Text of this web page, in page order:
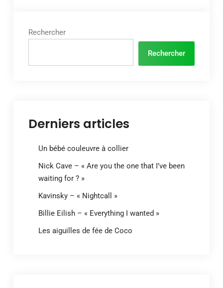
Rechercher
Rechercher
Derniers articles
Un bébé couleuvre à collier
Nick Cave – « Are you the one that I’ve been
waiting for ? »
Kavinsky – « Nightcall »
Billie Eilish – « Everything I wanted »
Les aiguilles de fée de Coco